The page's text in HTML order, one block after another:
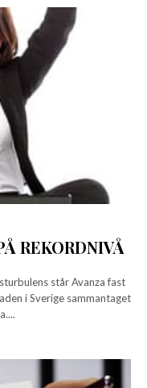
REKORDNIVÅ
står Avanza fast
i Sverige sammantaget